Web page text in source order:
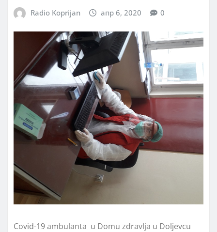
Radio Koprijan апр 6, 2020 0
Covid-19 ambulanta u Domu zdravlja u Doljevcu